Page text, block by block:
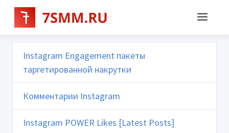
Instagram Engagement пакеты
таргетированной накрутки
Комментарии Instagram
Instagram POWER Likes [Latest Posts]